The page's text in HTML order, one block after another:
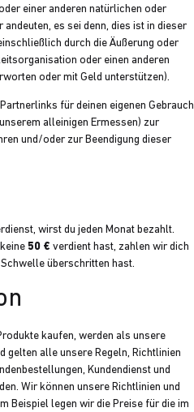
einer anderen natürlichen oder
es sei denn, dies ist in dieser
durch die Äußerung oder
oder einen anderen
oder mit Geld unterstützen).
für deinen eigenen Gebrauch
alleinigen Ermessen) zur
und/oder zur Beendigung dieser
wirst du jeden Monat bezahlt.
50 € verdient hast, zahlen wir dich
überschritten hast.
kaufen, werden als unsere
gelten alle unsere Regeln, Richtlinien
Kundendienst und
Wir können unsere Richtlinien und
Beispiel legen wir die Preise für die im